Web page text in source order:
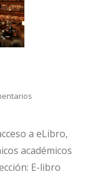
a eLibro,
académicos
E-libro